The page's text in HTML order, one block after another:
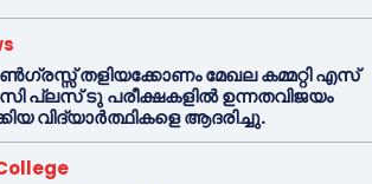
തളിയക്കോണം മേഖല കമ്മറ്റി എസ്
പ്ലസ് ടു പരീക്ഷകളിൽ ഉന്നതവിജയം
വിദ്യാർത്ഥികളെ ആദരിച്ചു.